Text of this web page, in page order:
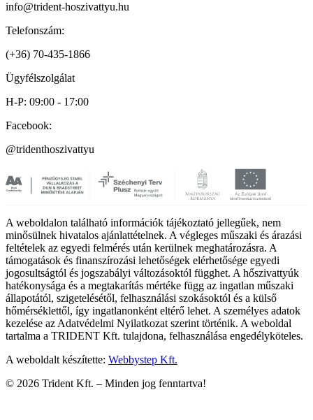
info@trident-hoszivattyu.hu
Telefonszám:
(+36) 70-435-1866
Ügyfélszolgálat
H-P: 09:00 - 17:00
Facebook:
@tridenthoszivattyu
A weboldalon található információk tájékoztató jellegűek, nem
minősülnek hivatalos ajánlattételnek. A végleges műszaki és árazási
feltételek az egyedi felmérés után kerülnek meghatározásra. A
támogatások és finanszírozási lehetőségek elérhetősége egyedi
jogosultságtól és jogszabályi változásoktól függhet. A hőszivattyúk
hatékonysága és a megtakarítás mértéke függ az ingatlan műszaki
állapotától, szigetelésétől, felhasználási szokásoktól és a külső
hőmérséklettől, így ingatlanonként eltérő lehet. A személyes adatok
kezelése az Adatvédelmi Nyilatkozat szerint történik. A weboldal
tartalma a TRIDENT Kft. tulajdona, felhasználása engedélyköteles.
A weboldalt készítette: Webbystep Kft.
© 2026 Trident Kft. – Minden jog fenntartva!